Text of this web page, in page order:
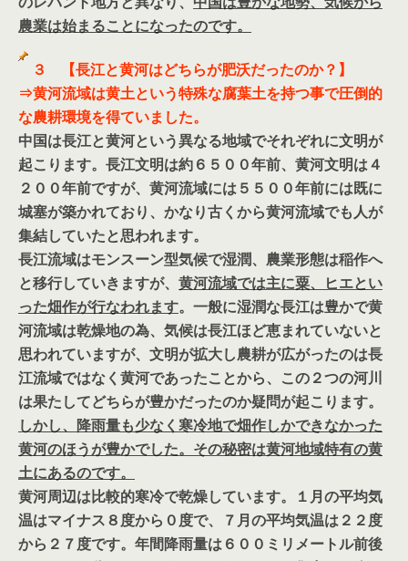
農業は始まることになったのです。
３ 【長江と黄河はどちらが肥沃だったのか？】
⇒黄河流域は黄土という特殊な腐葉土を持つ事で圧倒的
な農耕環境を得ていました。
中国は長江と黄河という異なる地域でそれぞれに文明が
起こります。長江文明は約６５００年前、黄河文明は４
２００年前ですが、黄河流域には５５００年前には既に
城塞が築かれており、かなり古くから黄河流域でも人が
集結していたと思われます。
長江流域はモンスーン型気候で湿潤、農業形態は稲作へ
と移行していきますが、 黄河流域では主に粟、ヒエとい
った畑作が行なわれます。一般に湿潤な長江は豊かで黄
河流域は乾燥地の為、気候は長江ほど恵まれていないと
思われていますが、文明が拡大し農耕が広がったのは長
江流域ではなく黄河であったことから、この２つの河川
は果たしてどちらが豊かだったのか疑問が起こります。
しかし、降雨量も少なく寒冷地で畑作しかできなかった
黄河のほうが豊かでした。その秘密は黄河地域特有の黄
土にあるのです。
黄河周辺は比較的寒冷で乾燥しています。１月の平均気
温はマイナス８度から０度で、７月の平均気温は２２度
から２７度です。年間降雨量は６００ミリメートル前後